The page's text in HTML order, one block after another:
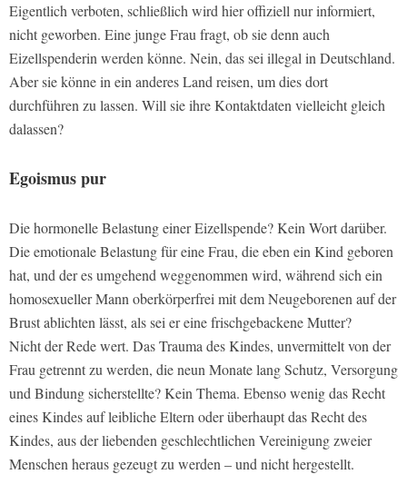
Eigentlich verboten, schließlich wird hier offiziell nur informiert,
nicht geworben. Eine junge Frau fragt, ob sie denn auch
Eizellspenderin werden könne. Nein, das sei illegal in Deutschland.
Aber sie könne in ein anderes Land reisen, um dies dort
durchführen zu lassen. Will sie ihre Kontaktdaten vielleicht gleich
dalassen?
Egoismus pur
Die hormonelle Belastung einer Eizellspende? Kein Wort darüber.
Die emotionale Belastung für eine Frau, die eben ein Kind geboren
hat, und der es umgehend weggenommen wird, während sich ein
homosexueller Mann oberkörperfrei mit dem Neugeborenen auf der
Brust ablichten lässt, als sei er eine frischgebackene Mutter?
Nicht der Rede wert. Das Trauma des Kindes, unvermittelt von der
Frau getrennt zu werden, die neun Monate lang Schutz, Versorgung
und Bindung sicherstellte? Kein Thema. Ebenso wenig das Recht
eines Kindes auf leibliche Eltern oder überhaupt das Recht des
Kindes, aus der liebenden geschlechtlichen Vereinigung zweier
Menschen heraus gezeugt zu werden – und nicht hergestellt.